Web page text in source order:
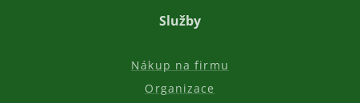
Služby
Nákup na firmu
Organizace